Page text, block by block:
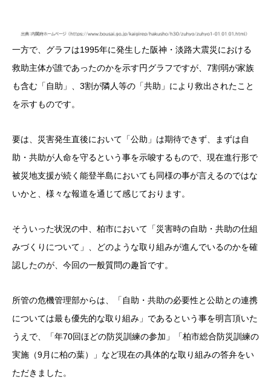
一方で、グラフは1995年に発生した阪神・淡路大震災における
救助主体が誰であったのかを示す円グラフですが、7割弱が家族
も含む「自助」、3割が隣人等の「共助」により救出されたこと
を示すものです。
要は、災害発生直後において「公助」は期待できず、まずは自
助・共助が人命を守るという事を示唆するもので、現在進行形で
被災地支援が続く能登半島においても同様の事が言えるのではな
いかと、様々な報道を通じて感じております。
そういった状況の中、柏市において「災害時の自助・共助の仕組
みづくりについて」、どのような取り組みが進んでいるのかを確
認したのが、今回の一般質問の趣旨です。
所管の危機管理部からは、「自助・共助の必要性と公助との連携
については最も優先的な取り組み」であるという事を明言頂いた
うえで、「年70回ほどの防災訓練の参加」「柏市総合防災訓練の
実施（9月に柏の葉）」など現在の具体的な取り組みの答弁をい
ただきました。